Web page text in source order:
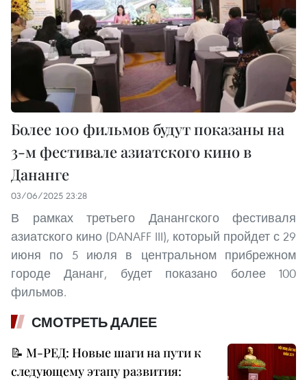
Более 100 фильмов будут показаны на
3-м фестивале азиатского кино в
Дананге
03/06/2025 23:28
В рамках третьего Данангского фестиваля
азиатского кино (DANAFF III), который пройдет с 29
июня по 5 июля в центральном прибрежном
городе Дананг, будет показано более 100
фильмов.
СМОТРЕТЬ ДАЛЕЕ
📝 М-РЕД: Новые шаги на пути к
следующему этапу развития: